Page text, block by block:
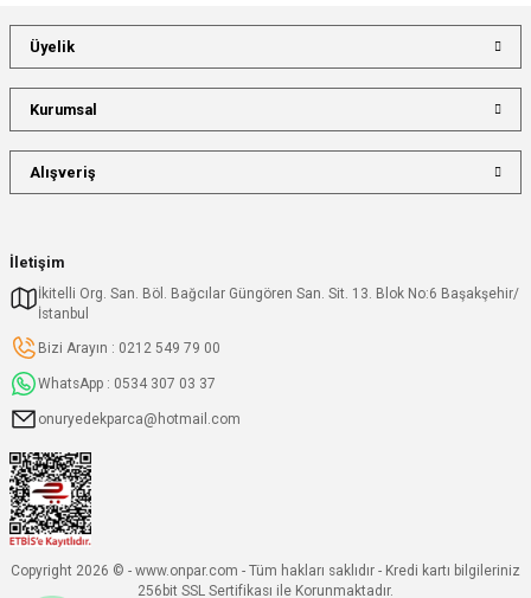
İletişim
İkitelli Org. San. Böl. Bağcılar Güngören San. Sit. 13. Blok No:6 Başakşehir/
İstanbul
Bizi Arayın : 0212 549 79 00
WhatsApp : 0534 307 03 37
onuryedekparca@hotmail.com
Üyelik
Kurumsal
Alışveriş
Copyright 2026 © - www.onpar.com - Tüm hakları saklıdır - Kredi kartı bilgileriniz
256bit SSL Sertifikası ile Korunmaktadır.